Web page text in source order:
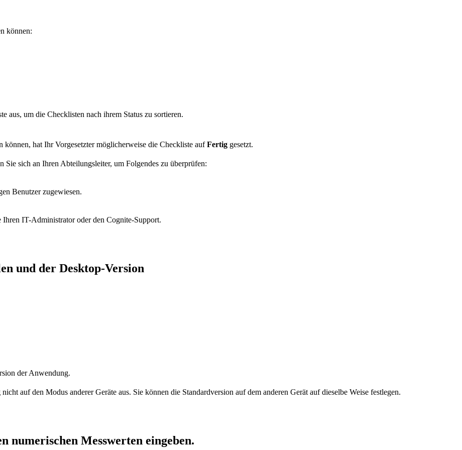
können:
aus, um die Checklisten nach ihrem Status zu sortieren.
können, hat Ihr Vorgesetzter möglicherweise die Checkliste aufFertig gesetzt.
Sie sich an Ihren Abteilungsleiter, um Folgendes zu überprüfen:
Benutzer zugewiesen.
IT-Administrator oder den Cognite-Support.
und der Desktop-Version
der Anwendung.
auf den Modus anderer Geräte aus. Sie können die Standardversion auf dem anderen Gerät auf dieselbe Weise festlegen.
numerischen Messwerten eingeben.